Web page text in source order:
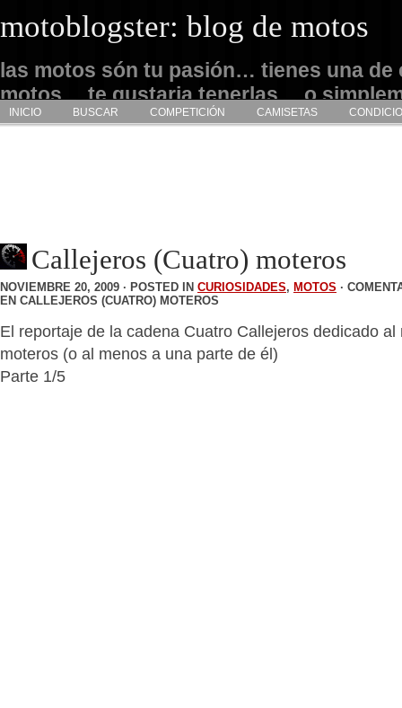
motoblogster: blog de motos
las motos són tu pasión… tienes una de
motos… te gustaria tenerlas… o
admirarlas… este es tu sitio
INICIO BUSCAR COMPETICIÓN CAMISETAS
Callejeros (Cuatro) moteros
NOVIEMBRE 20, 2009 · POSTED IN CURIOSIDADES, MOTOS ·
EN CALLEJEROS (CUATRO) MOTEROS
El reportaje de la cadena Cuatro Callejeros dedicado al
moteros (o al menos a una parte de él)
Parte 1/5